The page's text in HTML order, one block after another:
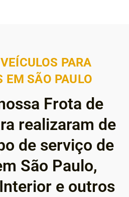
PARA
EM SÃO PAULO
Frota de
realizaram de
de serviço de
São Paulo,
e outros